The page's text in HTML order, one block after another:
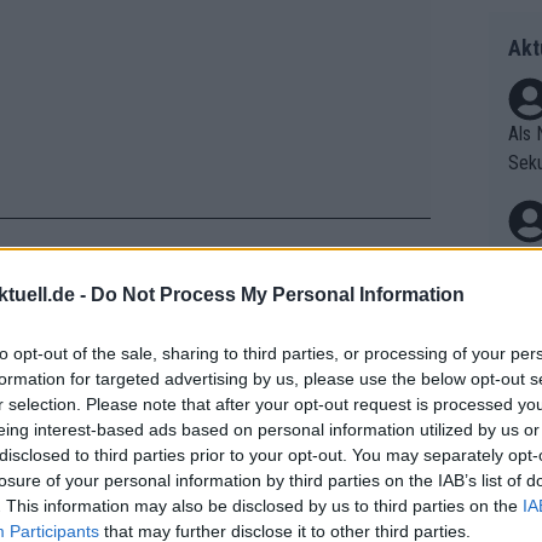
- Do Not Process My Personal Information
opt-out of the sale, sharing to third parties, or processing of your
for targeted advertising by us, please use the below opt-out
selection. Please note that after your opt-out request is processed
interest-based ads based on personal information utilized by us
to third parties prior to your opt-out. You may separately
of your personal information by third parties on the IAB’s list of
This information may also be disclosed by us to third parties on the
Participants that may further disclose it to other third parties.
Fiorelli während dessen Zeit
Inkarnationen). Massini galt
Sportdirektoren und als
Pelotons.
Als
und
er
as
ür
n
die
ss
as
et.
Auf